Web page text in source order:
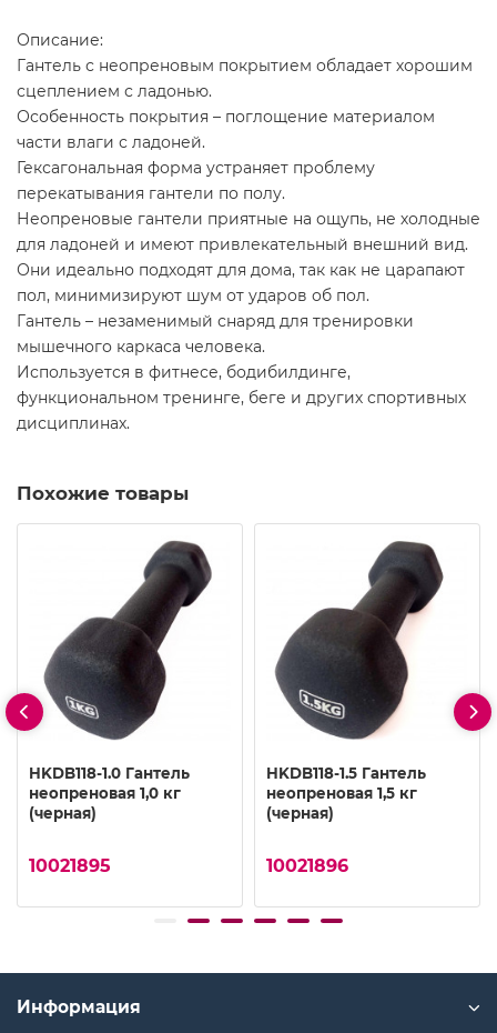
Описание:
Гантель с неопреновым покрытием обладает хорошим
сцеплением с ладонью.
Особенность покрытия – поглощение материалом
части влаги с ладоней.
Гексагональная форма устраняет проблему
перекатывания гантели по полу.
Неопреновые гантели приятные на ощупь, не холодные
для ладоней и имеют привлекательный внешний вид.
Они идеально подходят для дома, так как не царапают
пол, минимизируют шум от ударов об пол.
Гантель – незаменимый снаряд для тренировки
мышечного каркаса человека.
Используется в фитнесе, бодибилдинге,
функциональном тренинге, беге и других спортивных
дисциплинах.
Похожие товары
HKDB118-1.0 Гантель
неопреновая 1,0 кг
(черная)
10021895
HKDB118-1.5 Гантель
неопреновая 1,5 кг
(черная)
10021896
Информация